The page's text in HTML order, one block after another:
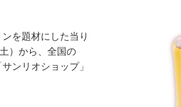
を題材にした当り
）から、全国の
ンリオショップ」